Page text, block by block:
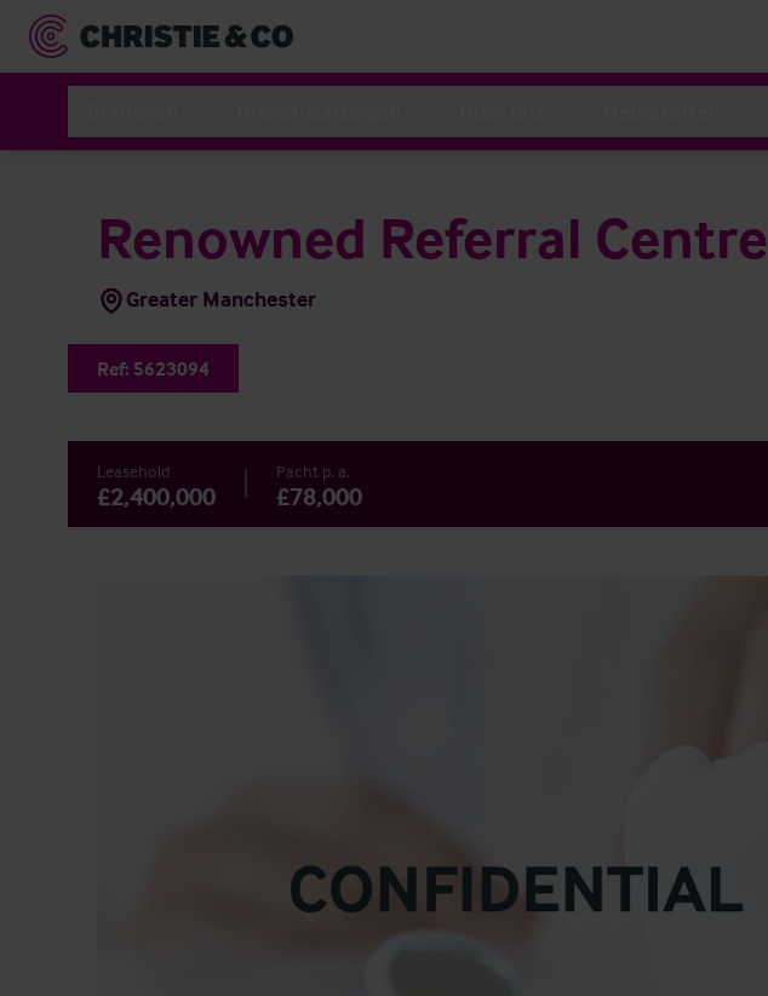
Renowned Referral Centre
Greater Manchester
Ref: 5623094
Leasehold
£2,400,000
Pacht p. a.
£78,000